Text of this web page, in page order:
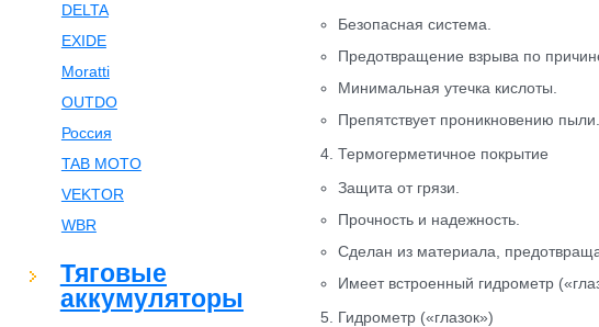
DELTA
EXIDE
Moratti
OUTDO
Россия
TAB MOTO
VEKTOR
WBR
Тяговые
аккумуляторы
Безопасная система.
Предотвращение взрыва по
Минимальная утечка кислоты.
Препятствует проникновению пыли.
4. Термогерметичное покрытие
Защита от грязи.
Прочность и надежность.
Сделан из материала,
Имеет встроенный гидрометр
5. Гидрометр («глазок»)